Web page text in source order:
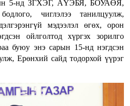
5-нд ЗГХЭГ, АҮЭБЯ, БОУАӨЯ,
чиглэлээ танилцуулж,
мэдээлэл өгөх, орон
ойлголтод хүргэх зорилго
буюу энэ сарын 15-нд нэгдсэн
Ерөнхий сайд тодорхой үүрэг